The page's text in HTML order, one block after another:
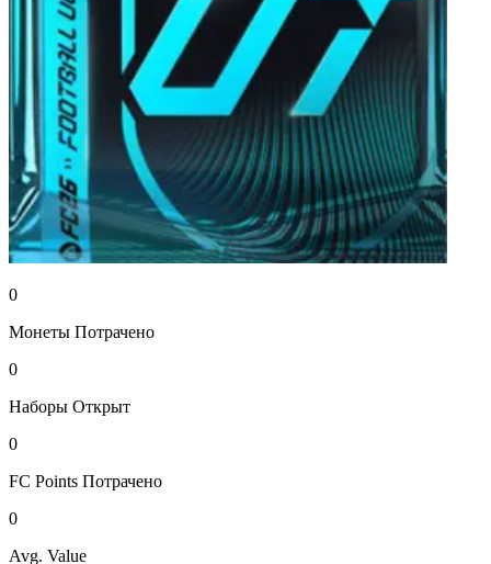
0
Монеты Потрачено
0
Наборы Открыт
0
FC Points Потрачено
0
Avg. Value